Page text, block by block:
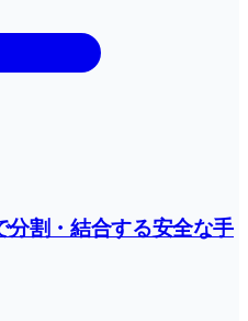
分割・結合する安全な手